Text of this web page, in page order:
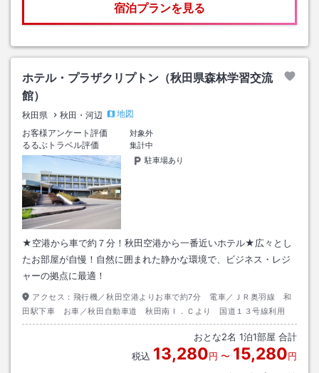
宿泊プランを見る
ホテル・プラザクリプトン（秋田県森林学習交流
館）
秋田県 秋田・河辺
地図
お客様アンケート評価
対象外
るるぶトラベル評価
集計中
駐車場あり
★空港から車で約７分！秋田空港から一番近いホテル★広々とし
たお部屋が自慢！自然に囲まれた静かな環境で、ビジネス・レジ
ャーの拠点に最適！
アクセス： 飛行機／秋田空港よりお車で約7分 電車／ＪＲ奥羽線 和
田駅下車 お車／秋田自動車道 秋田南Ｉ．Ｃより 国道１３号線利用
おとな2名 1泊1部屋 合計
税込 13,280円 〜 15,280円